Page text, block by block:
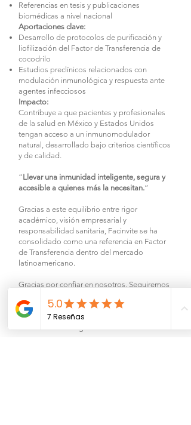
Referencias en tesis y publicaciones
biomédicas a nivel nacional
Aportaciones clave:
Desarrollo de protocolos de purificación y
liofilización del Factor de Transferencia de
cocodrilo
Estudios preclínicos relacionados con
modulación inmunológica y respuesta ante
agentes infecciosos
Impacto:
Contribuye a que pacientes y profesionales
de la salud en México y Estados Unidos
tengan acceso a un inmunomodulador
natural, desarrollado bajo criterios científicos
y de calidad.
“Llevar una inmunidad inteligente, segura y
accesible a quienes más la necesitan.”
Gracias a este equilibrio entre rigor
académico, visión empresarial y
responsabilidad sanitaria, Facinvite se ha
consolidado como una referencia en Factor
de Transferencia dentro del mercado
latinoamericano.
Gracias por confiar en nosotros. Seguiremos
compromiso humano para acompañar a más
personas en el cuidado responsable de su
sistema inmunológico.